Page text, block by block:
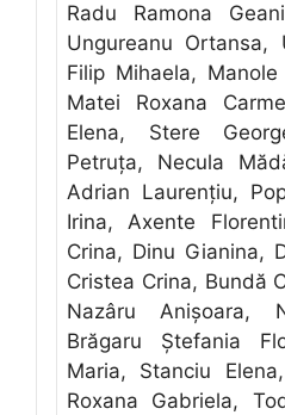
Radu Ramona
Ungureanu Ortansa,
Filip Mihaela,
Matei Roxana
Elena, Stere
Petruţa, Necula
Adrian Laurenţiu,
Irina, Axente
Crina, Dinu Gianina,
Cristea Crina, Bundă
Nazâru Anişoara,
Brăgaru Ştefania
Maria, Stanciu
Roxana Gabriela,